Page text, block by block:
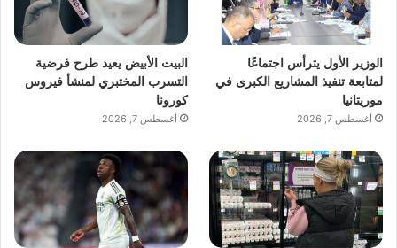
الوزير الأول يترأس اجتماعًا
لمتابعة تنفيذ المشاريع الكبرى في
موريتانيا
أغسطس 7, 2026
البيت الأبيض يعيد طرح فرضية
التسرب المختبري لمنشأ فيروس
كورونا
أغسطس 7, 2026